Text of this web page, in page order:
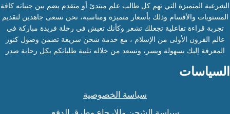
الشرعية المتميزة التي تهم كل طالب علم مبتدئ أو متقدم يضم بين جنباته كافة
المستويات والأقسام وذلك بأسعار متميزة ومناسبة، نحن نسعى جاهدين لتقديم
تجربة قراءة تفاعلية تجعلك تشعر وكأنك تعيش في رحلة فريدة مباركة في
عالم القرون الأولى من الإسلام ، مع خدمة شحن سريعة تضمن وصول كنوز
المعرفة إليك بسهولة ويسر، ونسعد من خلاله تلبية طلباتكم بكل رحابة صدر
السياسات
سياسة الخصوصية